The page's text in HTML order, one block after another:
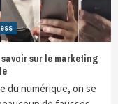
sur le marketing
du numérique, on se